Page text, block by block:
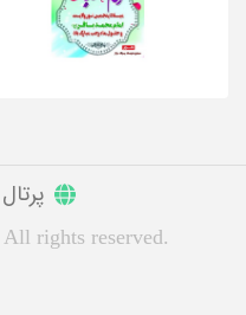
پرتال
rights reserved.